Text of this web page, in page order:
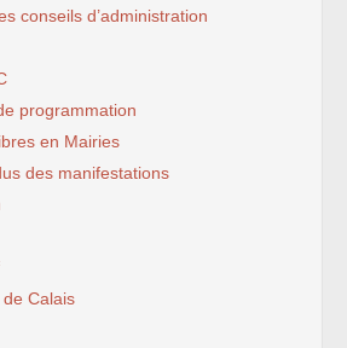
conseils d’administration
programmation
en Mairies
des manifestations
Calais